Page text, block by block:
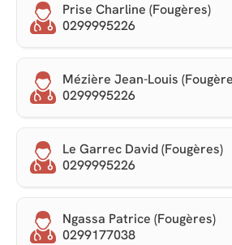
Prise Charline (Fougères)
0299995226
Mézière Jean-Louis
0299995226
Le Garrec David (Fougères)
0299995226
Ngassa Patrice (Fougères)
0299177038